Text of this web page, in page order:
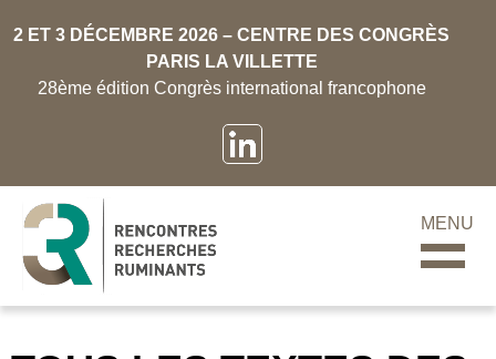
2 ET 3 DÉCEMBRE 2026 – CENTRE DES CONGRÈS
PARIS LA VILLETTE
28ème édition Congrès international francophone
MENU